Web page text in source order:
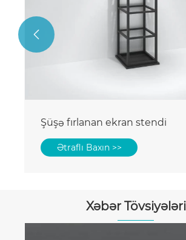
Şüşə fırlanan ekran stendi
Ətraflı Baxın >>

Xəbər Tövsiyələri